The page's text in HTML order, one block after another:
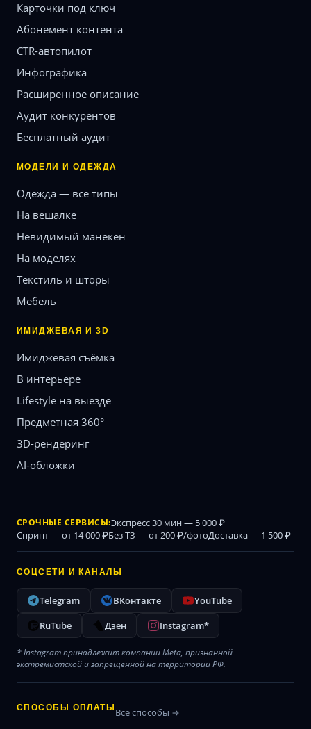
Карточки под ключ
Абонемент контента
CTR-автопилот
Инфографика
Расширенное описание
Аудит конкурентов
Бесплатный аудит
МОДЕЛИ И ОДЕЖДА
Одежда — все типы
На вешалке
Невидимый манекен
На моделях
Текстиль и шторы
Мебель
ИМИДЖЕВАЯ И 3D
Имиджевая съёмка
В интерьере
Lifestyle на выезде
Предметная 360°
3D-рендеринг
AI-обложки
СРОЧНЫЕ СЕРВИСЫ:Экспресс 30 мин — 5 000 ₽
Спринт — от 14 000 ₽Без ТЗ — от 200 ₽/фотоДоставка — 1 500 ₽
СОЦСЕТИ И КАНАЛЫ
Telegram ВКонтакте
YouTube
RuTube
Дзен Instagram*
* Instagram принадлежит компании Meta, признанной
экстремистской и запрещённой на территории РФ.
СПОСОБЫ ОПЛАТЫ Все способы →